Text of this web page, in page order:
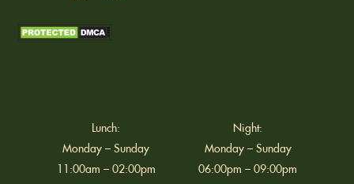
Lunch:
Monday – Sunday
11:00am – 02:00pm
Night:
Monday – Sunday
06:00pm – 09:00pm